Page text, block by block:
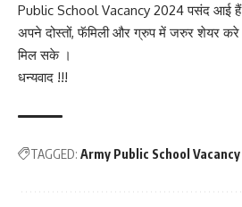
Public School Vacancy 2024 पसंद आई
अपने दोस्तों, फॅमिली और ग्रुप में जरुर शेयर करे
मिल सके ।
धन्यवाद !!!
TAGGED: Army Public School